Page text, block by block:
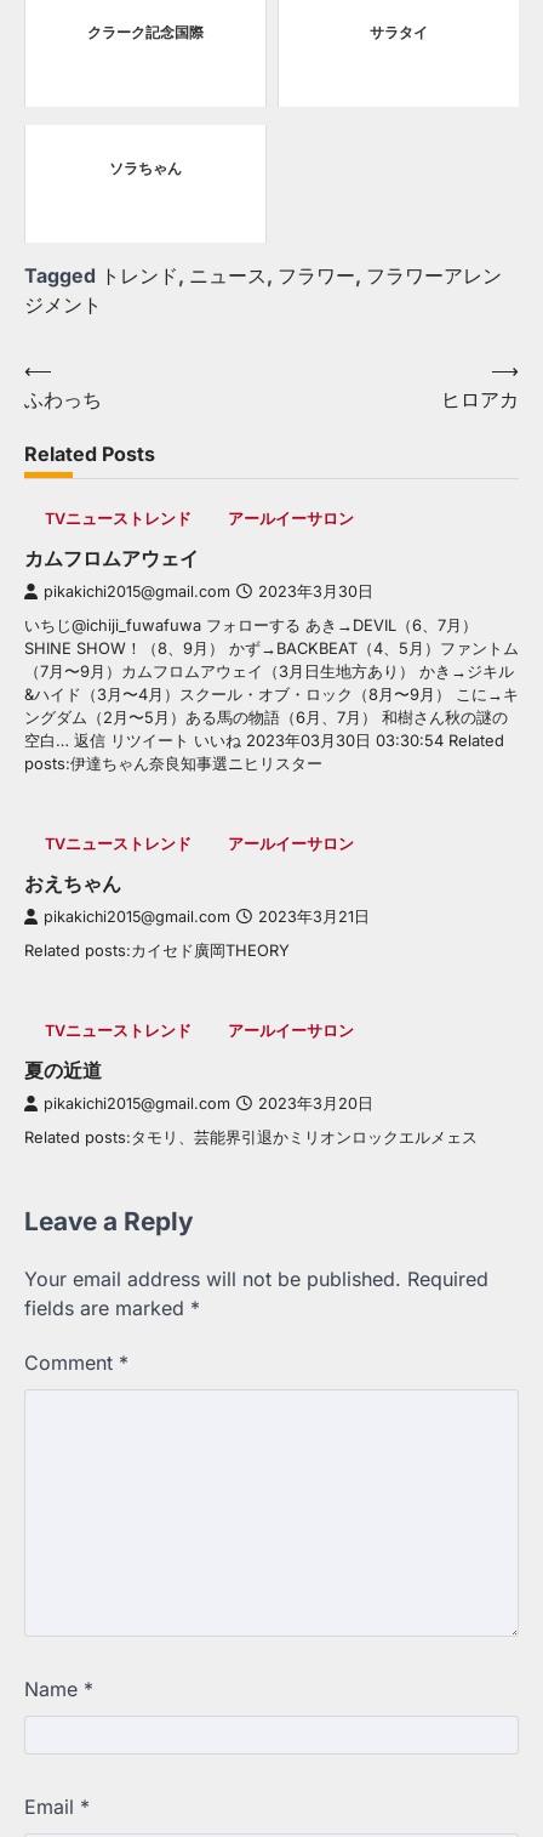
クラーク記念国際 サラタイ
ソラちゃん
Tagged トレンド, ニュース, フラワー, フラワーアレン
ジメント
Post
navigation
⟵
ふわっち
ヒロアカ
⟶
Related Posts
TVニューストレンド アールイーサロン
カムフロムアウェイ
pikakichi2015@gmail.com 2023年3月30日
いちじ@ichiji_fuwafuwa フォローする あき→DEVIL（6、7月）
SHINE SHOW！（8、9月） かず→BACKBEAT（4、5月）ファントム
（7月〜9月）カムフロムアウェイ（3月日生地方あり） かき→ジキル
&ハイド（3月〜4月）スクール・オブ・ロック（8月〜9月） こに→キ
ングダム（2月〜5月）ある馬の物語（6月、7月） 和樹さん秋の謎の
空白… 返信 リツイート いいね 2023年03月30日 03:30:54 Related
posts:伊達ちゃん奈良知事選ニヒリスター
TVニューストレンド アールイーサロン
おえちゃん
pikakichi2015@gmail.com 2023年3月21日
Related posts:カイセド廣岡THEORY
TVニューストレンド アールイーサロン
夏の近道
pikakichi2015@gmail.com 2023年3月20日
Related posts:タモリ、芸能界引退かミリオンロックエルメェス
Leave a Reply
Your email address will not be published. Required
fields are marked *
Comment *
Name *
Email *